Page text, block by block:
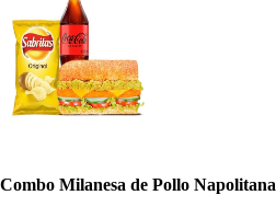
Combo Milanesa de Pollo Napolitana